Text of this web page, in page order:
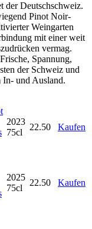
der Deutschschweiz.
Pinot Noir-
Weingarten
mit einer weit
vermag.
Spannung,
der Schweiz und
In- und Ausland.
2023
75cl
22.50 Kaufen
2025
75cl
22.50 Kaufen